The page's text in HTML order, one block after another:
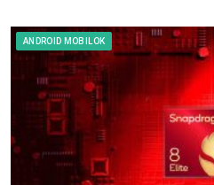
ANDROID MOBILOK